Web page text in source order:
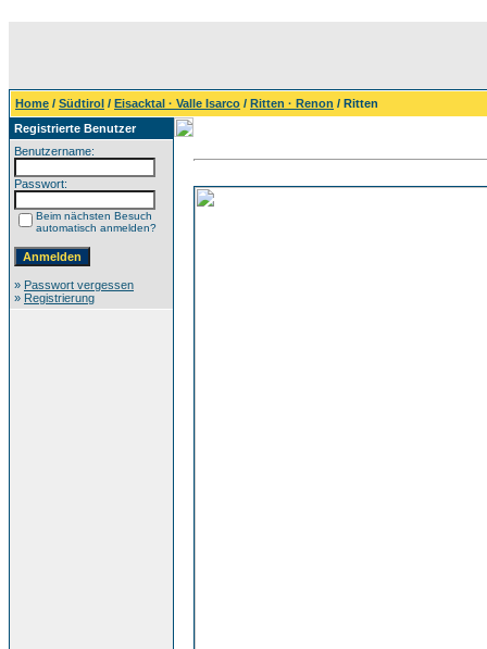
Home / Südtirol / Eisacktal · Valle Isarco / Ritten · Renon / Ritten
Registrierte Benutzer
Benutzername:
Passwort:
Beim nächsten Besuch
automatisch anmelden?
» Passwort vergessen
» Registrierung